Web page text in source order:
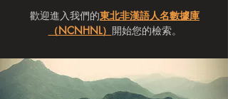
歡迎進入我們的東北非漢語人名數據庫
（NCNHNL） 開始您的檢索。